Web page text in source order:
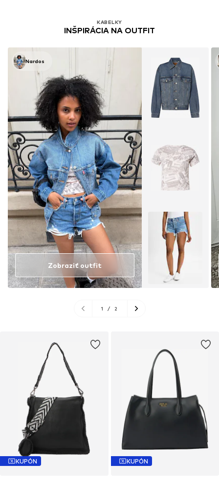
KABELKY
INŠPIRÁCIA NA OUTFIT
Nardos
Zobraziť outfit
1 / 2
KUPÓN KUPÓN